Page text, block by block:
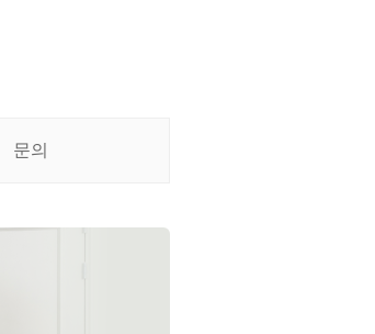
문의